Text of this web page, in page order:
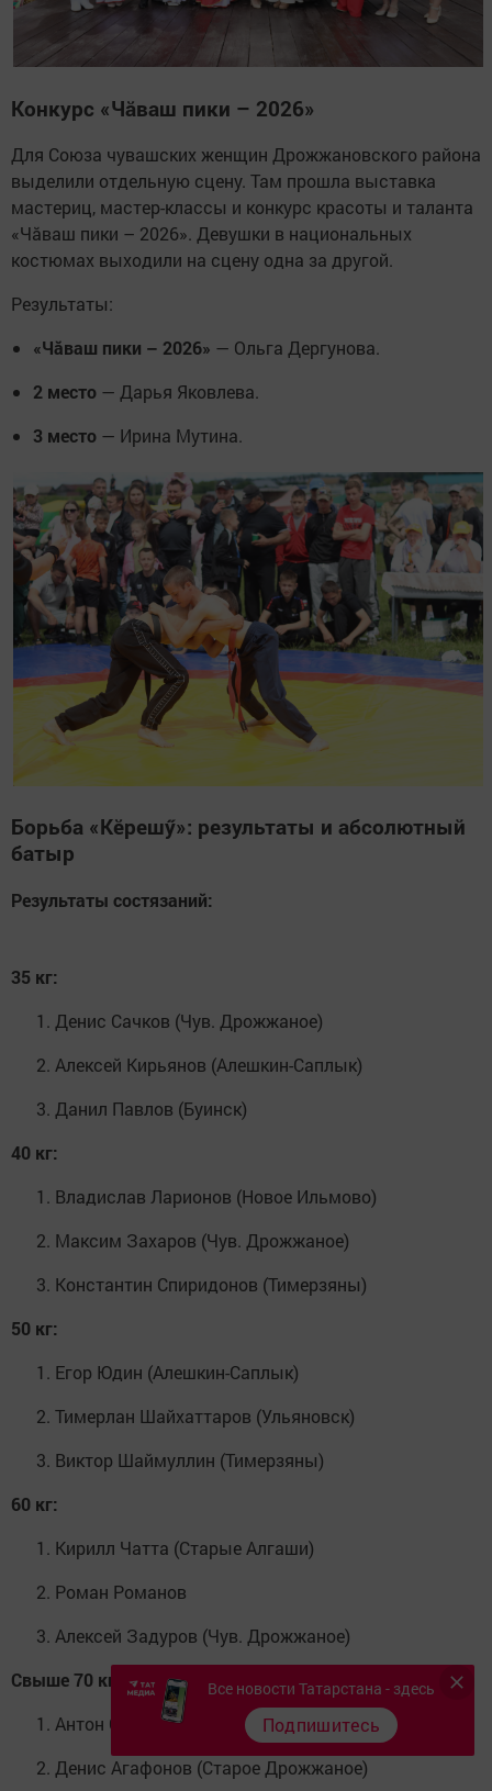
Конкурс «Чăваш пики – 2026»
Для Союза чувашских женщин Дрожжановского района
выделили отдельную сцену. Там прошла выставка
мастериц, мастер-классы и конкурс красоты и таланта
«Чăваш пики – 2026». Девушки в национальных
костюмах выходили на сцену одна за другой.
Результаты:
«Чăваш пики – 2026» — Ольга Дергунова.
2 место — Дарья Яковлева.
3 место — Ирина Мутина.
Борьба «Кӗрешӳ»: результаты и абсолютный
батыр
Результаты состязаний:
35 кг:
Денис Сачков (Чув. Дрожжаное)
Алексей Кирьянов (Алешкин-Саплык)
Данил Павлов (Буинск)
40 кг:
Владислав Ларионов (Новое Ильмово)
Максим Захаров (Чув. Дрожжаное)
Константин Спиридонов (Тимерзяны)
50 кг:
Егор Юдин (Алешкин-Саплык)
Тимерлан Шайхаттаров (Ульяновск)
Виктор Шаймуллин (Тимерзяны)
60 кг:
Кирилл Чатта (Старые Алгаши)
Роман Романов
Алексей Задуров (Чув. Дрожжаное)
Свыше 70 кг:
Антон Саймуллов (Малые Убеи)
Денис Агафонов (Старое Дрожжаное)
Все новости Татарстана - здесь
Подпишитесь